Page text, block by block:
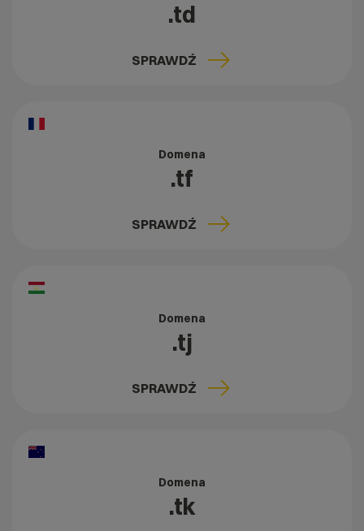
.td
SPRAWDŹ
Domena
.tf
SPRAWDŹ
Domena
.tj
SPRAWDŹ
Domena
.tk